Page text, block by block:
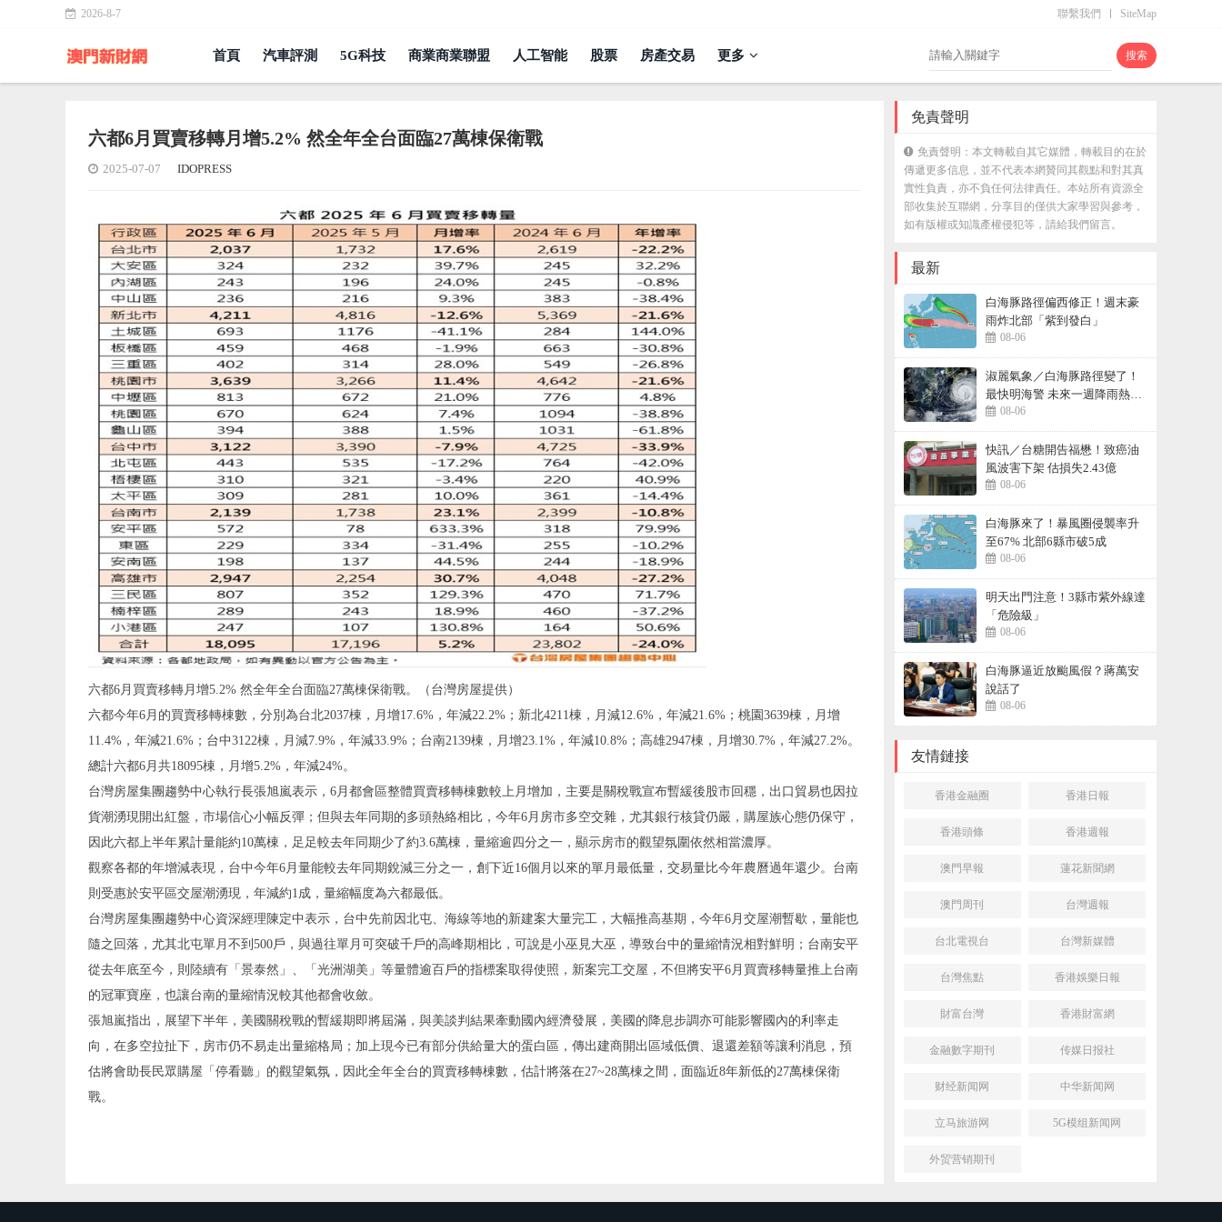
2026-8-7 聯繫我們 SiteMap
首頁 汽車評測 5G科技 商業商業聯盟 人工智能 股票 房產交易 更多
六都6月買賣移轉月增5.2% 然全年全台面臨27萬棟保衛戰
2025-07-07 IDOPRESS
六都6月買賣移轉月增5.2% 然全年全台面臨27萬棟保衛戰。（台灣房屋提供）
六都今年6月的買賣移轉棟數，分別為台北2037棟，月增17.6%，年減22.2%；新北4211棟，月減12.6%，年減21.6%；桃園3639棟，月增
11.4%，年減21.6%；台中3122棟，月減7.9%，年減33.9%；台南2139棟，月增23.1%，年減10.8%；高雄2947棟，月增30.7%，年減27.2%。
總計六都6月共18095棟，月增5.2%，年減24%。
台灣房屋集團趨勢中心執行長張旭嵐表示，6月都會區整體買賣移轉棟數較上月增加，主要是關稅戰宣布暫緩後股市回穩，出口貿易也因拉
貨潮湧現開出紅盤，市場信心小幅反彈；但與去年同期的多頭熱絡相比，今年6月房市多空交雜，尤其銀行核貸仍嚴，購屋族心態仍保守，
因此六都上半年累計量能約10萬棟，足足較去年同期少了約3.6萬棟，量縮逾四分之一，顯示房市的觀望氛圍依然相當濃厚。
觀察各都的年增減表現，台中今年6月量能較去年同期銳減三分之一，創下近16個月以來的單月最低量，交易量比今年農曆過年還少。台南
則受惠於安平區交屋潮湧現，年減約1成，量縮幅度為六都最低。
台灣房屋集團趨勢中心資深經理陳定中表示，台中先前因北屯、海線等地的新建案大量完工，大幅推高基期，今年6月交屋潮暫歇，量能也
隨之回落，尤其北屯單月不到500戶，與過往單月可突破千戶的高峰期相比，可說是小巫見大巫，導致台中的量縮情況相對鮮明；台南安平
從去年底至今，則陸續有「景泰然」、「光洲湖美」等量體逾百戶的指標案取得使照，新案完工交屋，不但將安平6月買賣移轉量推上台南
的冠軍寶座，也讓台南的量縮情況較其他都會收斂。
張旭嵐指出，展望下半年，美國關稅戰的暫緩期即將屆滿，與美談判結果牽動國內經濟發展，美國的降息步調亦可能影響國內的利率走
向，在多空拉扯下，房市仍不易走出量縮格局；加上現今已有部分供給量大的蛋白區，傳出建商開出區域低價、退還差額等讓利消息，預
估將會助長民眾購屋「停看聽」的觀望氣氛，因此全年全台的買賣移轉棟數，估計將落在27~28萬棟之間，面臨近8年新低的27萬棟保衛
戰。
免責聲明
免責聲明：本文轉載自其它媒體，轉載目的在於
傳遞更多信息，並不代表本網贊同其觀點和對其真
實性負責，亦不負任何法律責任。本站所有資源全
部收集於互聯網，分享目的僅供大家學習與參考，
如有版權或知識產權侵犯等，請給我們留言。
最新
白海豚路徑偏西修正！週末豪
雨炸北部「紫到發白」
08-06
淑麗氣象／白海豚路徑變了！
最快明海警 未來一週降雨熱區
曝 08-06
快訊／台糖開告福懋！致癌油
風波害下架 估損失2.43億
08-06
白海豚來了！暴風圈侵襲率升
至67% 北部6縣市破5成
08-06
明天出門注意！3縣市紫外線達
「危險級」
08-06
白海豚逼近放颱風假？蔣萬安
說話了
08-06
友情鏈接
香港金融圈 香港日報
香港頭條 香港週報
澳門早報 蓮花新聞網
澳門周刊 台灣週報
台北電視台 台灣新媒體
台灣焦點 香港娛樂日報
財富台灣 香港財富網
金融數字期刊 传媒日报社
财经新闻网 中华新闻网
立马旅游网 5G模组新闻网
外贸营销期刊